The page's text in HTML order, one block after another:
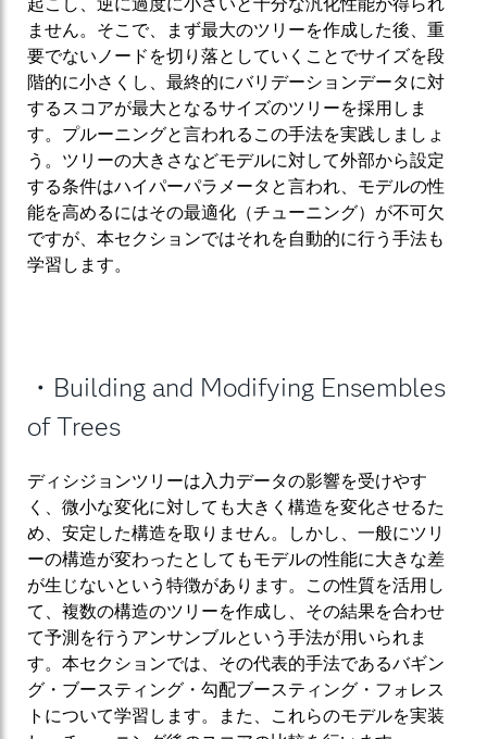
ません。そこで、まず最大のツリーを作成した後、重
要でないノードを切り落としていくことでサイズを段
階的に小さくし、最終的にバリデーションデータに対
するスコアが最大となるサイズのツリーを採用しま
す。プルーニングと言われるこの手法を実践しましょ
う。ツリーの大きさなどモデルに対して外部から設定
する条件はハイパーパラメータと言われ、モデルの性
能を高めるにはその最適化（チューニング）が不可欠
ですが、本セクションではそれを自動的に行う手法も
学習します。
・Building and Modifying Ensembles
of Trees
ディシジョンツリーは入力データの影響を受けやす
く、微小な変化に対しても大きく構造を変化させるた
め、安定した構造を取りません。しかし、一般にツリ
ーの構造が変わったとしてもモデルの性能に大きな差
が生じないという特徴があります。この性質を活用し
て、複数の構造のツリーを作成し、その結果を合わせ
て予測を行うアンサンブルという手法が用いられま
す。本セクションでは、その代表的手法であるバギン
グ・ブースティング・勾配ブースティング・フォレス
トについて学習します。また、これらのモデルを実装